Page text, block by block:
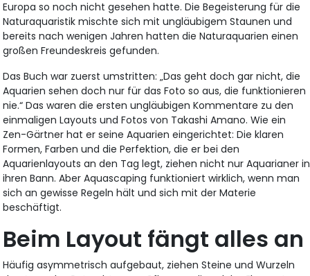
Europa so noch nicht gesehen hatte. Die Begeisterung für die
Naturaquaristik mischte sich mit ungläubigem Staunen und
bereits nach wenigen Jahren hatten die Naturaquarien einen
großen Freundeskreis gefunden.
Das Buch war zuerst umstritten: „Das geht doch gar nicht, die
Aquarien sehen doch nur für das Foto so aus, die funktionieren
nie.“ Das waren die ersten ungläubigen Kommentare zu den
einmaligen Layouts und Fotos von Takashi Amano. Wie ein
Zen-Gärtner hat er seine Aquarien eingerichtet: Die klaren
Formen, Farben und die Perfektion, die er bei den
Aquarienlayouts an den Tag legt, ziehen nicht nur Aquarianer in
ihren Bann. Aber Aquascaping funktioniert wirklich, wenn man
sich an gewisse Regeln hält und sich mit der Materie
beschäftigt.
Beim Layout fängt alles an
Häufig asymmetrisch aufgebaut, ziehen Steine und Wurzeln